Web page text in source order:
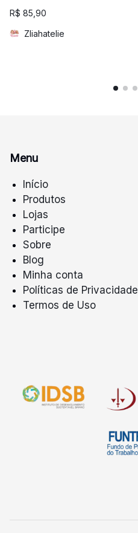
R$ 85,90
Zliahatelie
Menu
Início
Produtos
Lojas
Participe
Sobre
Blog
Minha conta
Políticas de Privacidade
Termos de Uso